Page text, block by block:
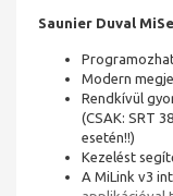
Saunier Duval
Modern
Rendkívül
(CSAK: SRT
esetén!!)
Kezelést
A MiLink v3